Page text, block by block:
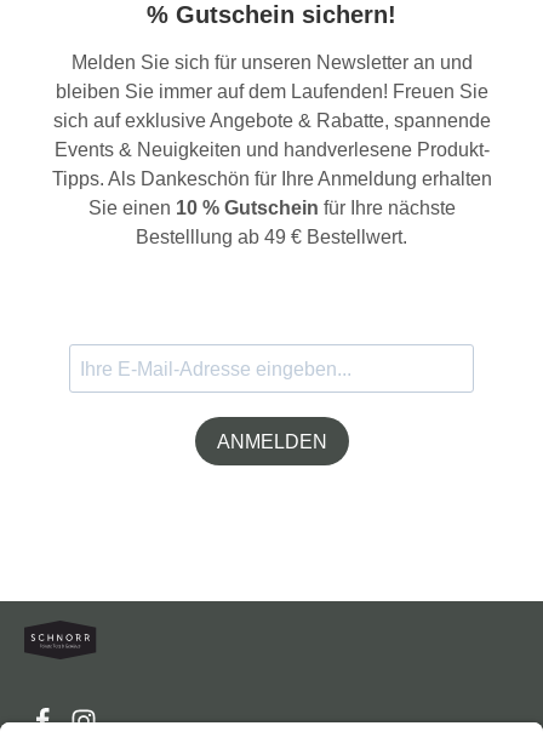
% Gutschein sichern!
Melden Sie sich für unseren Newsletter an und
bleiben Sie immer auf dem Laufenden! Freuen Sie
sich auf exklusive Angebote & Rabatte, spannende
Events & Neuigkeiten und handverlesene Produkt-
Tipps. Als Dankeschön für Ihre Anmeldung erhalten
Sie einen 10 % Gutschein für Ihre nächste
Bestelllung ab 49 € Bestellwert.
ANMELDEN